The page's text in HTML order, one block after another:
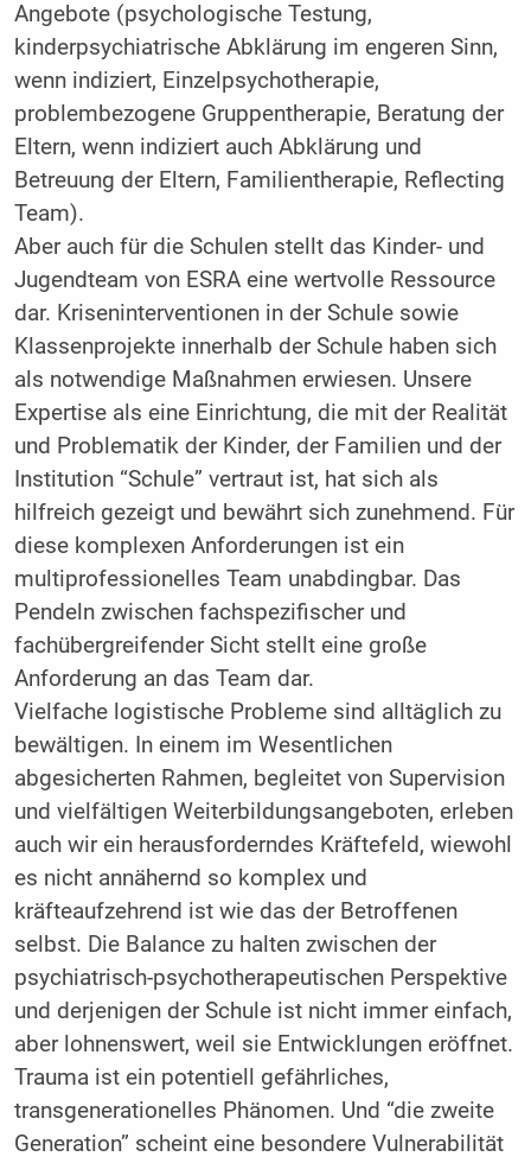
Angebote (psychologische Testung,
kinderpsychiatrische Abklärung im engeren Sinn,
wenn indiziert, Einzelpsychotherapie,
problembezogene Gruppentherapie, Beratung der
Eltern, wenn indiziert auch Abklärung und
Betreuung der Eltern, Familientherapie, Reflecting
Team).
Aber auch für die Schulen stellt das Kinder- und
Jugendteam von ESRA eine wertvolle Ressource
dar. Kriseninterventionen in der Schule sowie
Klassenprojekte innerhalb der Schule haben sich
als notwendige Maßnahmen erwiesen. Unsere
Expertise als eine Einrichtung, die mit der Realität
und Problematik der Kinder, der Familien und der
Institution “Schule” vertraut ist, hat sich als
hilfreich gezeigt und bewährt sich zunehmend. Für
diese komplexen Anforderungen ist ein
multiprofessionelles Team unabdingbar. Das
Pendeln zwischen fachspezifischer und
fachübergreifender Sicht stellt eine große
Anforderung an das Team dar.
Vielfache logistische Probleme sind alltäglich zu
bewältigen. In einem im Wesentlichen
abgesicherten Rahmen, begleitet von Supervision
und vielfältigen Weiterbildungsangeboten, erleben
auch wir ein herausforderndes Kräftefeld, wiewohl
es nicht annähernd so komplex und
kräfteaufzehrend ist wie das der Betroffenen
selbst. Die Balance zu halten zwischen der
psychiatrisch-psychotherapeutischen Perspektive
und derjenigen der Schule ist nicht immer einfach,
aber lohnenswert, weil sie Entwicklungen eröffnet.
Trauma ist ein potentiell gefährliches,
transgenerationelles Phänomen. Und “die zweite
Generation” scheint eine besondere Vulnerabilität